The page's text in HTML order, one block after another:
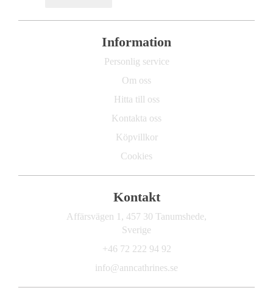
Information
Personlig service
Om oss
Hitta till oss
Kontakta oss
Köpvillkor
Cookies
Kontakt
Affärsvägen 1, 457 30 Tanumshede,
Sverige
+46 72 222 94 92
info@anncathrines.se